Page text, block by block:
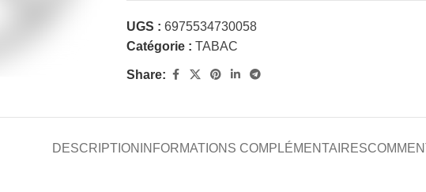
UGS :6975534730058
Catégorie : TABAC
Share:
DESCRIPTION INFORMATIONS COMPLÉMENTAIRES